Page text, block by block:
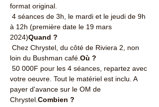
format original.
4 séances de 3h, le mardi et le jeudi de 9h
à 12h (première date le 19 mars
2024)Quand ?
Chez Chrystel, du côté de Riviera 2, non
loin du Bushman café. Où ?
50 000F pour les 4 séances, repartez avec
votre oeuvre. Tout le matériel est inclu. A
payer d'avance sur le OM de
Chrystel. Combien ?